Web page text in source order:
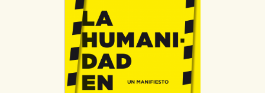
Puede consultar nuestra política de cookies